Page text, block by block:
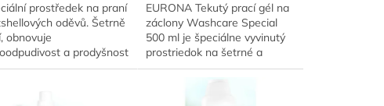
prostředek na praní
oděvů. Šetrně
obnovuje
a prodyšnost
a prodlužuje
EURONA Tekutý prací gél na
záclony Washcare Special
500 ml je špeciálne vyvinutý
prostriedok na šetrné a
účinné pranie záclon.